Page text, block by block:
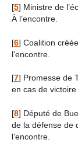
[5] Ministre de
À l’encontre.
[6] Coalition
l’encontre.
[7] Promesse de
en cas de victoire
[8] Député de
de la défense de
l’encontre.